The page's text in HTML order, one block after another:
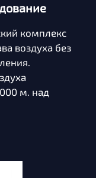
комплекс
воздуха без
м. над